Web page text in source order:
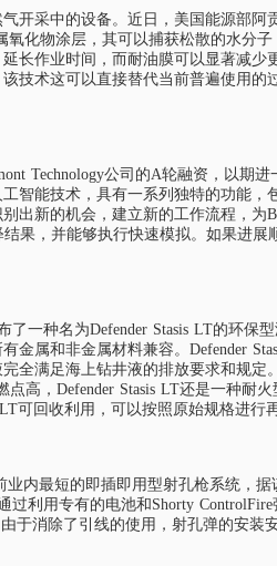
开采中的设备。近日，美国能源部
化物涂层，其可以捕获松散的水分
长作业时间，而耐油膜可以显著减
技术这可以直接替代当前普遍使用
Technology公司的A轮融资，以期
智能技术，具有一系列独特的功能
出新的机会，建立新的工作流程，
果，并能够执行快速模拟。如果进
了一种名为Defender Stasis LT的环
金属和非金属材料兼容。Defender
全满足海上钻井液的排放要求和规定
点高，Defender Stasis LT还是一种
可回收利用，可以按照原始规格进
业内最短的即插即用型射孔枪系统，
过利用专有的电池和Shorty
于消除了引线的使用，射孔弹的安